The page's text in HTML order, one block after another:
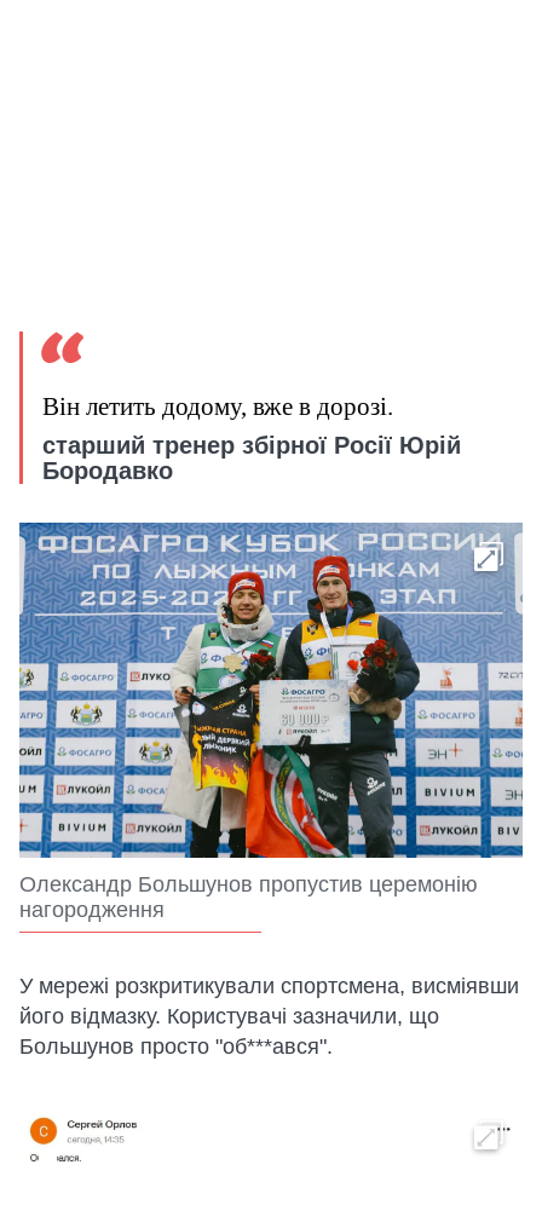
Він летить додому, вже в дорозі.
старший тренер збірної Росії Юрій
Бородавко
Олександр Большунов пропустив церемонію
нагородження
У мережі розкритикували спортсмена, висміявши
його відмазку. Користувачі зазначили, що
Большунов просто "об***ався".